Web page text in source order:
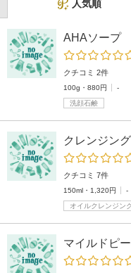
人気順
AHAソープ
クチコミ 2件
100g・880円
-
洗顔石鹸
クレンジン
クチコミ 7件
150ml・1,320円
-
オイルクレンジン
マイルドピ